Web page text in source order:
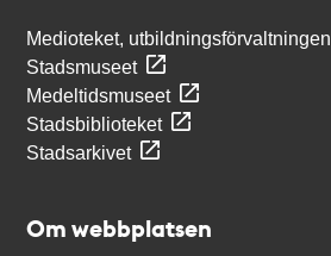
Medioteket, utbildningsförvaltningen
Stadsmuseet
Medeltidsmuseet
Stadsbiblioteket
Stadsarkivet
Om webbplatsen